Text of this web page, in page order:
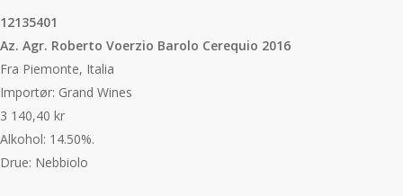
12135401
Az. Agr. Roberto Voerzio Barolo Cerequio 2016
Fra Piemonte, Italia
Importør: Grand Wines
3 140,40 kr
Alkohol: 14.50%.
Drue: Nebbiolo